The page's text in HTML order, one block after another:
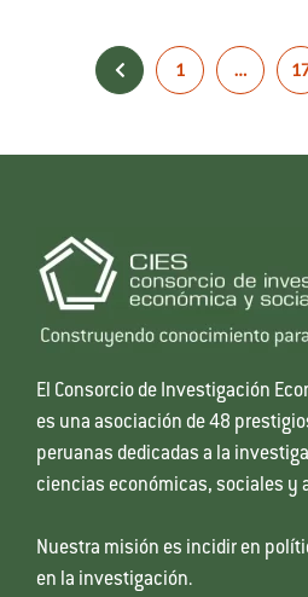
1 …
El Consorcio de Investigación
es una asociación de 48
peruanas dedicadas a la
ciencias económicas, sociales y
Nuestra misión es incidir en
en la investigación.